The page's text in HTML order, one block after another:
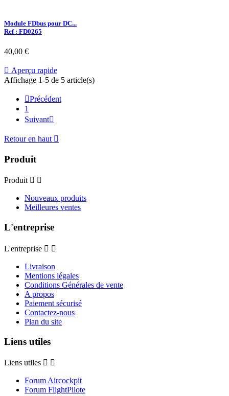
Module FDbus pour DC...
Ref : FD0265
40,00 €
 Aperçu rapide
Affichage 1-5 de 5 article(s)
Précédent
1
Suivant
Retour en haut 
Produit
Produit  
Nouveaux produits
Meilleures ventes
L'entreprise
L'entreprise  
Livraison
Mentions légales
Conditions Générales de vente
A propos
Paiement sécurisé
Contactez-nous
Plan du site
Liens utiles
Liens utiles  
Forum Aircockpit
Forum FlightPilote